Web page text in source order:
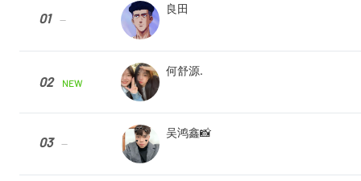
01 --
良田
02 NEW
何舒源.
03 --
吴鸿鑫📸